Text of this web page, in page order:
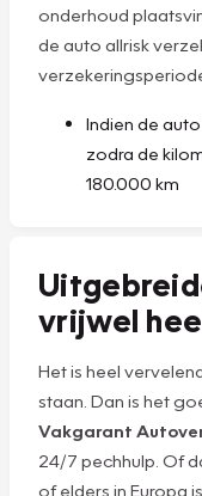
onderhoud
de auto allrisk
Indien de
zodra de
180.000 km
vrijwel
Het is heel
staan. Dan is het
Vakgarant
24/7 pechhulp. Of
of elders in Europa